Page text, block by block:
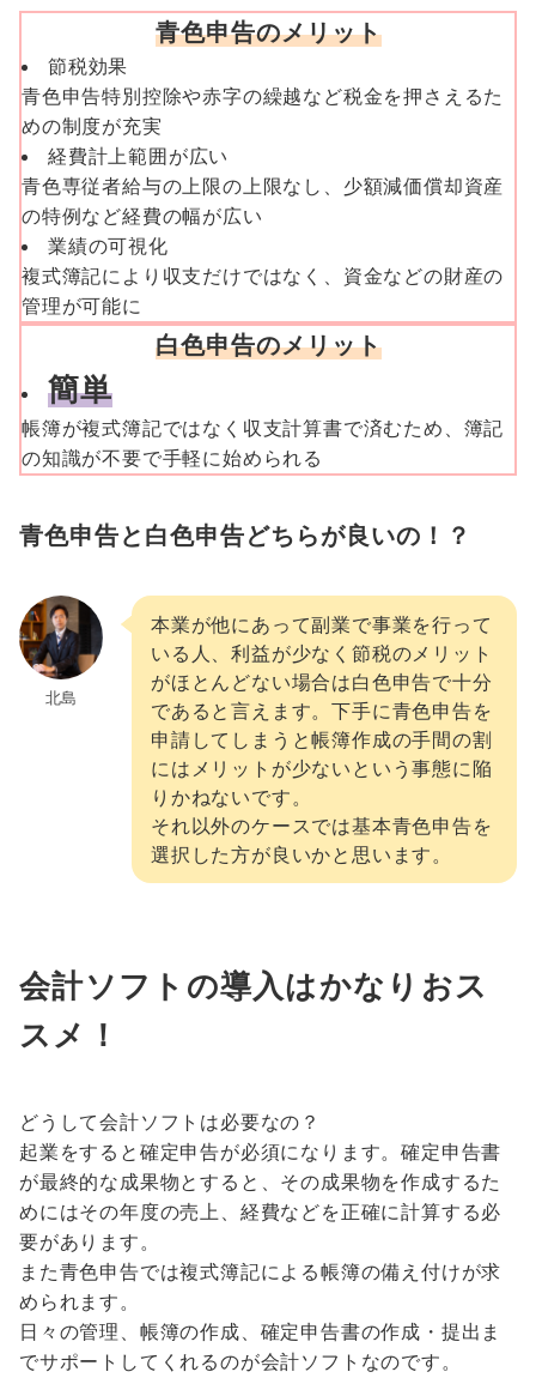
青色申告のメリット
節税効果
青色申告特別控除や赤字の繰越など税金を押さえるた
めの制度が充実
経費計上範囲が広い
青色専従者給与の上限の上限なし、少額減価償却資産
の特例など経費の幅が広い
業績の可視化
複式簿記により収支だけではなく、資金などの財産の
管理が可能に
白色申告のメリット
簡単
帳簿が複式簿記ではなく収支計算書で済むため、簿記
の知識が不要で手軽に始められる
青色申告と白色申告どちらが良いの！？
北島
本業が他にあって副業で事業を行って
いる人、利益が少なく節税のメリット
がほとんどない場合は白色申告で十分
であると言えます。下手に青色申告を
申請してしまうと帳簿作成の手間の割
にはメリットが少ないという事態に陥
りかねないです。
それ以外のケースでは基本青色申告を
選択した方が良いかと思います。
会計ソフトの導入はかなりおス
スメ！
どうして会計ソフトは必要なの？
起業をすると確定申告が必須になります。確定申告書
が最終的な成果物とすると、その成果物を作成するた
めにはその年度の売上、経費などを正確に計算する必
要があります。
また青色申告では複式簿記による帳簿の備え付けが求
められます。
日々の管理、帳簿の作成、確定申告書の作成・提出ま
でサポートしてくれるのが会計ソフトなのです。